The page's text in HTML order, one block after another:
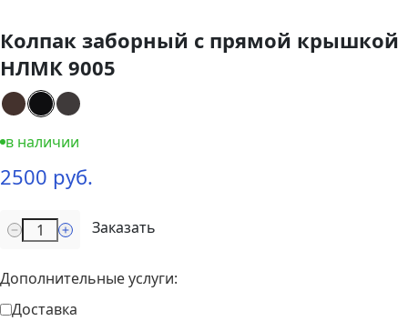
Колпак заборный с прямой крышкой
НЛМК 9005
в наличии
2500 руб.
Заказать
Дополнительные услуги:
Доставка